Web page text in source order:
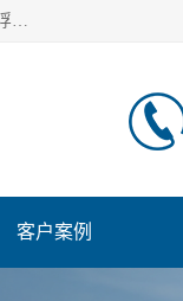
连云港爱德石化机械有限公司主要产品有：鹤管、旋转接头、密封圈、输油臂、储运定量装车系统及油气回收，组装式铝制内浮盘及油罐附件、钢结构栈桥/平台、活动梯、紧急脱离拉断阀等。完备的制造和检测手段以及高素质的员工确保了产品的质量。
客户案例